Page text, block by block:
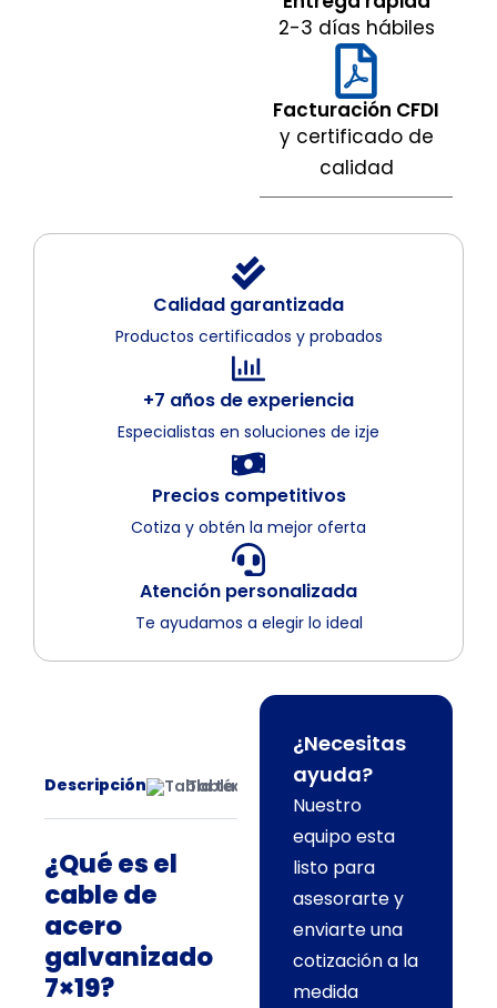
2-3 días hábiles
Facturación CFDI
y certificado de
calidad
Calidad garantizada
Productos certificados y probados
+7 años de experiencia
Especialistas en soluciones de izje
Precios competitivos
Cotiza y obtén la mejor oferta
Atención personalizada
Te ayudamos a elegir lo ideal
Descripción Tabla técnica de capacidades de
¿Qué es el
cable de
acero
galvanizado
7×19?
¿Necesitas
ayuda?
Nuestro
equipo esta
listo para
asesorarte y
enviarte una
cotización a la
medida